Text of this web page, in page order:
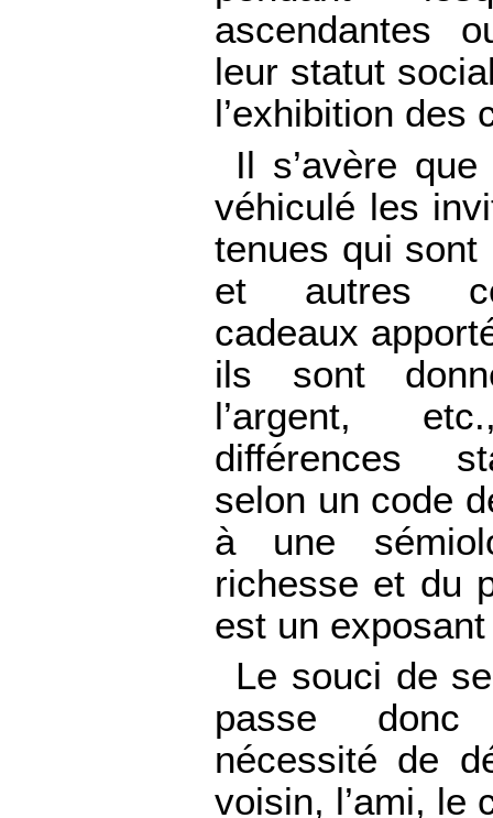
ascendantes
leur statut
l’exhibition des
Il s’avère
véhiculé les
tenues qui
et autres
cadeaux
ils sont
l’argent,
différences
selon un code
à une
richesse et du
est un
Le souci de
passe donc
nécessité de
voisin, l’ami, le